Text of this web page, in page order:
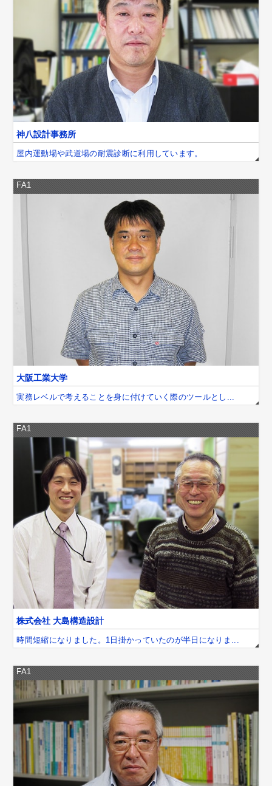
神八設計事務所
屋内運動場や武道場の耐震診断に利用しています。
FA1
大阪工業大学
実務レベルで考えることを身に付けていく際のツールとし...
FA1
株式会社 大島構造設計
時間短縮になりました。1日掛かっていたのが半日になりま...
FA1